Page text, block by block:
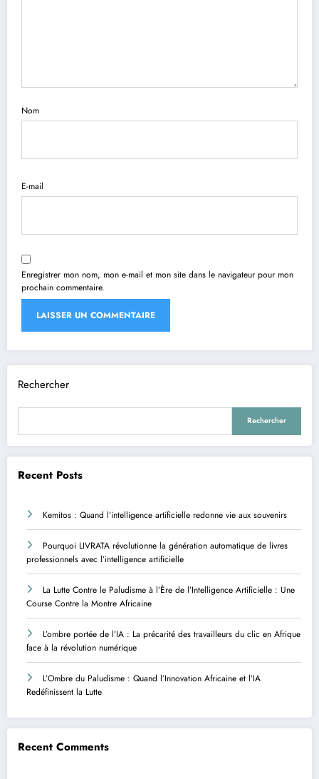
Nom
E-mail
Enregistrer mon nom, mon e-mail et mon site dans le navigateur pour mon
prochain commentaire.
Rechercher
Rechercher
Recent Posts
Kemitos : Quand l’intelligence artificielle redonne vie aux souvenirs
Pourquoi LIVRATA révolutionne la génération automatique de livres
professionnels avec l’intelligence artificielle
La Lutte Contre le Paludisme à l’Ère de l’Intelligence Artificielle : Une
Course Contre la Montre Africaine
L’ombre portée de l’IA : La précarité des travailleurs du clic en Afrique
face à la révolution numérique
L’Ombre du Paludisme : Quand l’Innovation Africaine et l’IA
Redéfinissent la Lutte
Recent Comments